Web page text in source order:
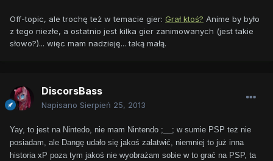
Off-topic, ale trochę też w temacie gier: Grał ktoś? Anime by było
z tego niezłe, a ostatnio jest kilka gier zanimowanych (jest takie
słowo?)... więc mam nadzieję... taką małą.
DiscorsBass
Napisano Sierpień 25, 2013
Yay, to jest na Nintedo, nie mam Nintendo ;__; w sumie PSP też nie
posiadam, ale Dangę udało się jakoś załatwić, niemniej to już inna
historia xP poza tym jakoś nie wyobrażam sobie w to grać na PSP, ta